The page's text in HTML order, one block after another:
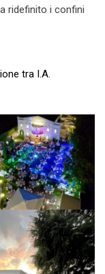
ridefinito i confini
tra I.A.